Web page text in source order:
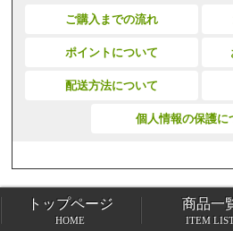
ご購入までの流れ
ポイントについて
配送方法について
個人情報の保護に
トップページ
トップページ
HOME
商品一
ITEM